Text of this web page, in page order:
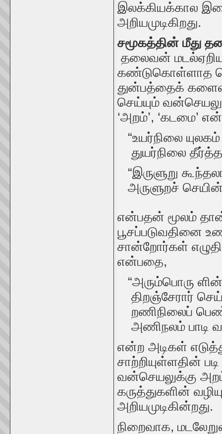
இலக்கியக்கால
அறியமுடிகிறது.
சமூகத்தின் மீது
தலைவன்
கண்டுகொள்ளாத
துன்பத்தைக்
செய்யும்
‘அறம்’, ‘கடமை’
“உயர்நிலை
துயர்நிலை
“இருளுறு
அருளுறச்
என்பதன் மூலம்
பூசப்படுவதினை
சான்றோர்கள்
என்பதை,
“அரும்பொரு
திறஞ்சேரார்
றணிநிலைப்
அணிநலம் பாடி
என்ற அடிகள்
சாற்றியுள்ளதின்
வன்செயலுக்கு
கருத்துகளின்
அறியமுடிகின்றது.
நிறைவாக,